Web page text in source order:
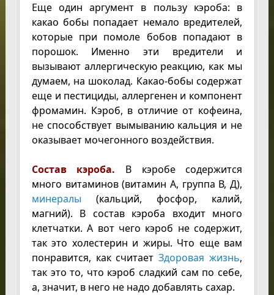
Еще один аргумент в пользу кэроба: в
какао бобы попадает немало вредителей,
которые при помоле бобов попадают в
порошок. Именно эти вредители и
вызывают аллергическую реакцию, как мы
думаем, на шоколад. Какао-бобы содержат
еще и пестициды, аллергенен и компонент
фромамин. Кэроб, в отличие от кофеина,
не способствует вымыванию кальция и не
оказывает мочегонного воздействия.
Состав кэроба. В кэробе содержится
много витаминов (витамин А, группа В, Д),
минералы (кальций, фосфор, калий,
магний). В состав кэроба входит много
клетчатки. А вот чего кэроб не содержит,
так это холестерин и жиры. Что еще вам
понравится, как считаетЗдоровая жизнь,
так это то, что кэроб сладкий сам по себе,
а, значит, в него не надо добавлять сахар.